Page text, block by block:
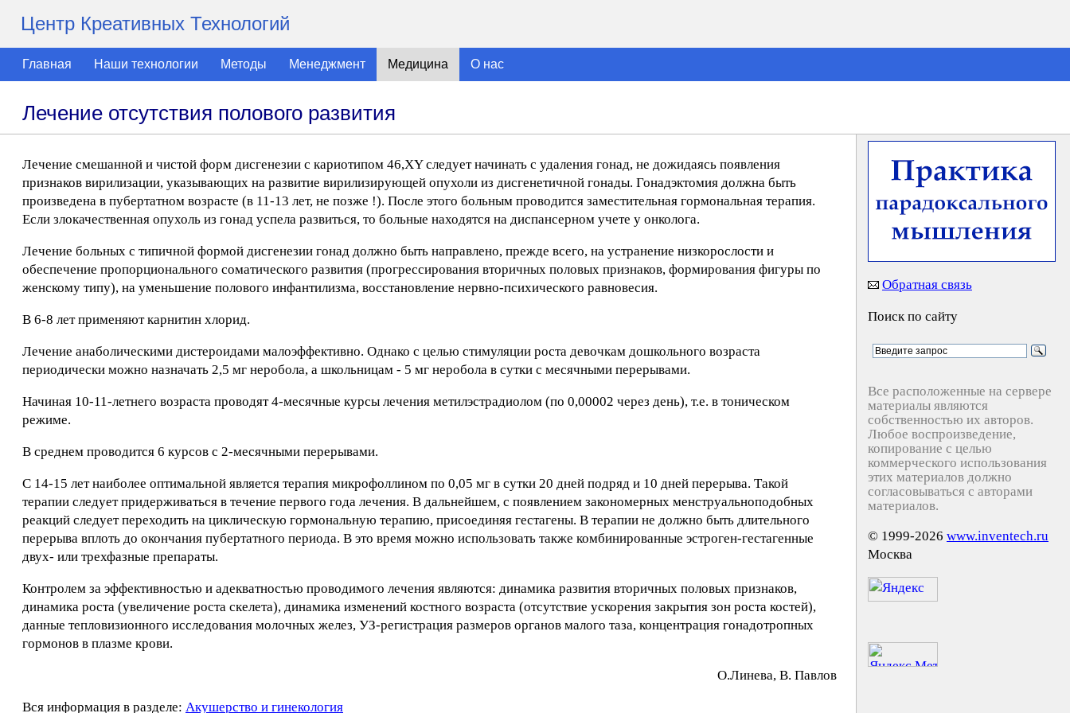
Центр Креативных Технологий
Главная Наши технологии Методы Менеджмент Медицина О нас
Лечение отсутствия полового развития
Лечение смешанной и чистой форм дисгенезии с кариотипом 46,XY следует начинать с удаления гонад, не дожидаясь появления
признаков вирилизации, указывающих на развитие вирилизирующей опухоли из дисгенетичной гонады. Гонадэктомия должна быть
произведена в пубертатном возрасте (в 11-13 лет, не позже !). После этого больным проводится заместительная гормональная терапия.
Если злокачественная опухоль из гонад успела развиться, то больные находятся на диспансерном учете у онколога.
Лечение больных с типичной формой дисгенезии гонад должно быть направлено, прежде всего, на устранение низкорослости и
обеспечение пропорционального соматического развития (прогрессирования вторичных половых признаков, формирования фигуры по
женскому типу), на уменьшение полового инфантилизма, восстановление нервно-психического равновесия.
В 6-8 лет применяют карнитин хлорид.
Лечение анаболическими дистероидами малоэффективно. Однако с целью стимуляции роста девочкам дошкольного возраста
периодически можно назначать 2,5 мг неробола, а школьницам - 5 мг неробола в сутки с месячными перерывами.
Начиная 10-11-летнего возраста проводят 4-месячные курсы лечения метилэстрадиолом (по 0,00002 через день), т.е. в тоническом
режиме.
В среднем проводится 6 курсов с 2-месячными перерывами.
С 14-15 лет наиболее оптимальной является терапия микрофоллином по 0,05 мг в сутки 20 дней подряд и 10 дней перерыва. Такой
терапии следует придерживаться в течение первого года лечения. В дальнейшем, с появлением закономерных менструальноподобных
реакций следует переходить на циклическую гормональную терапию, присоединяя гестагены. В терапии не должно быть длительного
перерыва вплоть до окончания пубертатного периода. В это время можно использовать также комбинированные эстроген-гестагенные
двух- или трехфазные препараты.
Контролем за эффективностью и адекватностью проводимого лечения являются: динамика развития вторичных половых признаков,
динамика роста (увеличение роста скелета), динамика изменений костного возраста (отсутствие ускорения закрытия зон роста костей),
данные тепловизионного исследования молочных желез, УЗ-регистрация размеров органов малого таза, концентрация гонадотропных
гормонов в плазме крови.
O.Линeвa, B. Пaвлoв
Вся информация в разделе: Акушерство и гинекология
Обратная связь
Поиск по сайту
Все расположенные на сервере
материалы являются
собственностью их авторов.
Любое воспроизведение,
копирование с целью
коммерческого использования
этих материалов должно
согласовываться с авторами
материалов.
© 1999-2026 www.inventech.ru
Москва